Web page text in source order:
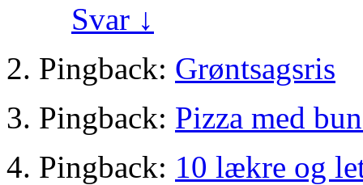
Svar ↓
Pingback: Grøntsagsris
Pingback: Pizza med
Pingback: 10 lækre og